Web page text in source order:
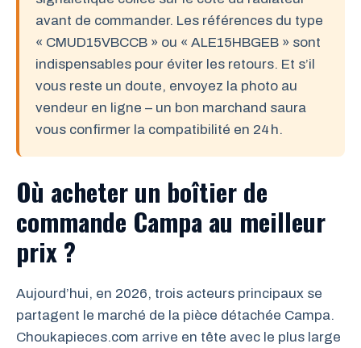
avant de commander. Les références du type
« CMUD15VBCCB » ou « ALE15HBGEB » sont
indispensables pour éviter les retours. Et s’il
vous reste un doute, envoyez la photo au
vendeur en ligne – un bon marchand saura
vous confirmer la compatibilité en 24 h.
Où acheter un boîtier de
commande Campa au meilleur
prix ?
Aujourd’hui, en 2026, trois acteurs principaux se
partagent le marché de la pièce détachée Campa.
Choukapieces.com arrive en tête avec le plus large